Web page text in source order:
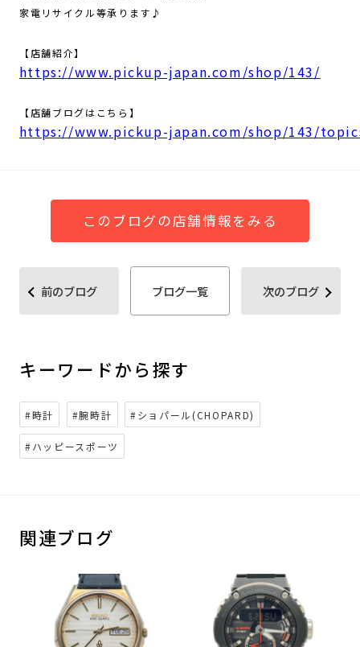
家電リサイクル等承ります♪
【店舗紹介】
https://www.pickup-japan.com/shop/143/
【店舗ブログはこちら】
https://www.pickup-japan.com/shop/143/
このブログの店舗情報をみる
前のブログ ブログ一覧 次のブログ
キーワードから探す
#時計 #腕時計 #ショパール(CHOPARD)
#ハッピースポーツ
関連ブログ